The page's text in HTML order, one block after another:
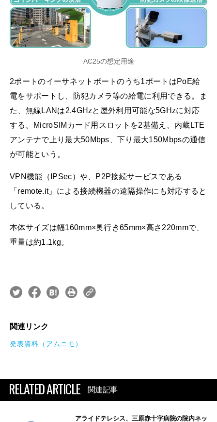
AC25の想定用途
2ポートのイーサネットポートのうち1ポートはPoE給
電をサポートし、防犯カメラ等の給電に利用できる。ま
た、無線LANは2.4GHzと屋外利用可能な5GHzに対応
する。MicroSIMカード用スロットを2基備え、内蔵LTE
アンテナで上り最大50Mbps、下り最大150Mbpsの通信
が可能という。
VPN機能（IPSec）や、P2P接続サービスである
「remote.it」による接続機器の遠隔操作にも対応すると
している。
本体サイズは幅160mm×奥行き65mm×高さ220mmで、
重量は約1.1kg。
関連リンク
発表資料（アムニモ）
RELATED ARTICLE 関連記事
アライドテレシス、三原赤十字病院の院内ネッ